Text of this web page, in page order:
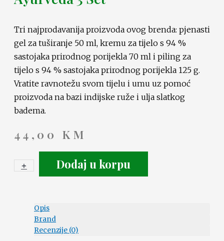
Tri najprodavanija proizvoda ovog brenda: pjenasti
gel za tuširanje 50 ml, kremu za tijelo s 94 %
sastojaka prirodnog porijekla 70 ml i piling za
tijelo s 94 % sastojaka prirodnog porijekla 125 g.
Vratite ravnotežu svom tijelu i umu uz pomoć
proizvoda na bazi indijske ruže i ulja slatkog
badema.
44,00 KM
-
+ Dodaj u korpu
Opis
Brand
Recenzije (0)